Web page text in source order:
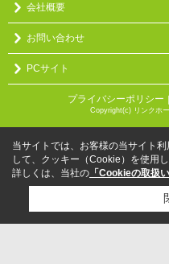
会社概要
お問い合わせ
PCサイト
プライバシーポリシー
Copyright(c) リンクホ
当サイトでは、お客様の当サイト
して、クッキー（Cookie）を使用し
詳しくは、当社の 「Cookieの取扱